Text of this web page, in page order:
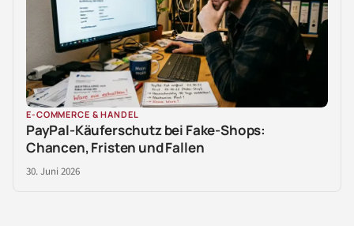
E-COMMERCE & HANDEL
PayPal-Käuferschutz bei Fake-Shops:
Chancen, Fristen und Fallen
30. Juni 2026